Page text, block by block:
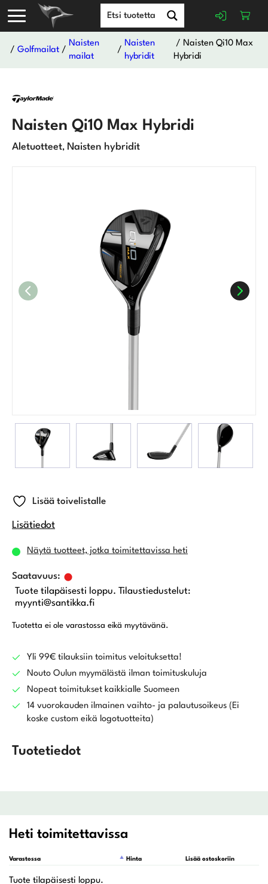
/Golfmailat /
Naisten
mailat
/
Naisten
hybridit
/ Naisten Qi10 Max
Hybridi
Naisten Qi10 Max Hybridi
Aletuotteet, Naisten hybridit
Lisää toivelistalle
Lisätiedot
Näytä tuotteet, jotka toimitettavissa heti
Tuote tilapäisesti loppu. Tilaustiedustelut:
myynti@santikka.fi
Tuotetta ei ole varastossa eikä myytävänä.
Yli 99€ tilauksiin toimitus veloituksetta!
Nouto Oulun myymälästä ilman toimituskuluja
Nopeat toimitukset kaikkialle Suomeen
14 vuorokauden ilmainen vaihto- ja palautusoikeus (Ei
koske custom eikä logotuotteita)
Tuotetiedot
Heti toimitettavissa
Varastossa Hinta Lisää ostoskoriin